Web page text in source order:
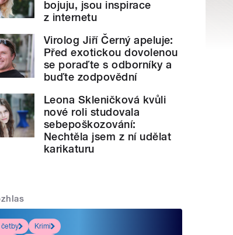
bojuju, jsou inspirace
z internetu
Virolog Jiří Černý apeluje:
Před exotickou dovolenou
se poraďte s odborníky a
buďte zodpovědní
Leona Skleničková kvůli
nové roli studovala
sebepoškozování:
Nechtěla jsem z ní udělat
karikaturu
četby
Krimi